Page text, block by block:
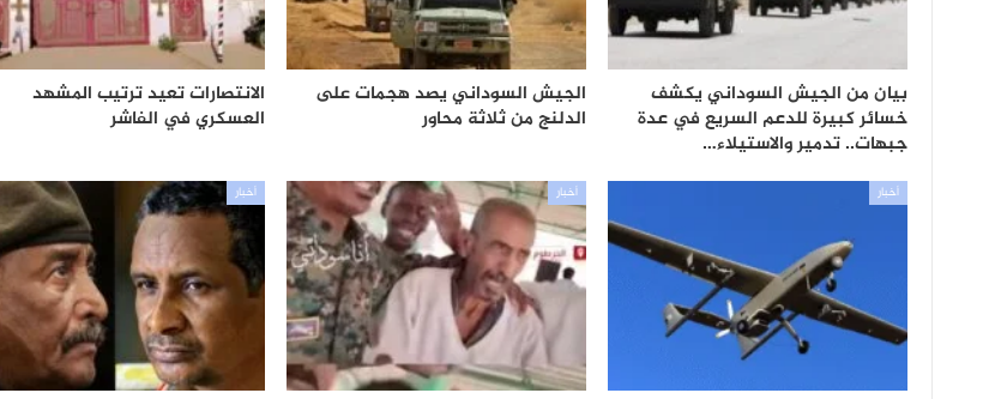
بيان من الجيش السوداني يكشف
خسائر كبيرة للدعم السريع في عدة
جبهات.. تدمير والاستيلاء…
الجيش السوداني يصد هجمات على
الدلنج من ثلاثة محاور
الانتصارات تعيد ترتيب المشهد
العسكري في الفاشر
أخبار أخبار أخبار